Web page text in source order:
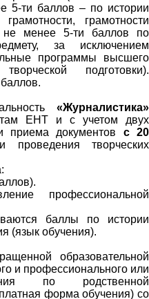
5-ти баллов – по истории
грамотности
менее 5-ти баллов по
за исключением
программы высшего
подготовки).
«Журналистика»
ЕНТ и с учетом двух
приема документов с 20
творческих
профессиональной
баллы по истории
(язык обучения).
образовательной
и профессионального или
по родственной
форма обучения) со